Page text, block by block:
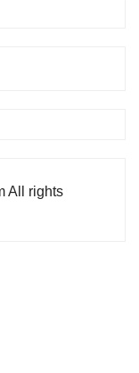
All rights